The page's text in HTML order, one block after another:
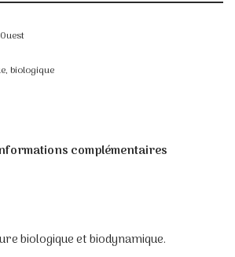
, biologique
complémentaires
biologique et biodynamique.